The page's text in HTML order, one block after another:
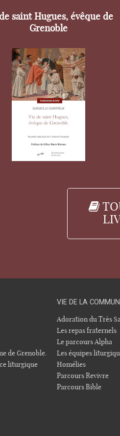
saint Hugues, évêque de
Grenoble
de Grenoble.
liturgique
VIE DE LA
Adoration du Très
Les repas fraternels
Le parcours Alpha
Les équipes
Homélies
Parcours Revivre
Parcours Bible